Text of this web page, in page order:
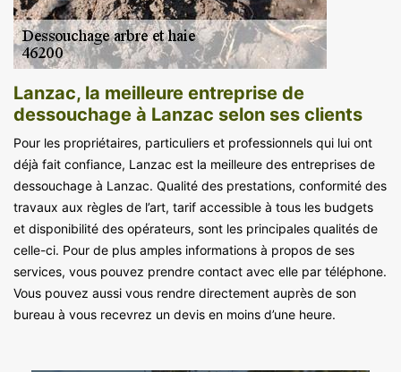
Lanzac, la meilleure entreprise de
dessouchage à Lanzac selon ses clients
Pour les propriétaires, particuliers et professionnels qui lui ont
déjà fait confiance, Lanzac est la meilleure des entreprises de
dessouchage à Lanzac. Qualité des prestations, conformité des
travaux aux règles de l’art, tarif accessible à tous les budgets
et disponibilité des opérateurs, sont les principales qualités de
celle-ci. Pour de plus amples informations à propos de ses
services, vous pouvez prendre contact avec elle par téléphone.
Vous pouvez aussi vous rendre directement auprès de son
bureau à vous recevrez un devis en moins d’une heure.